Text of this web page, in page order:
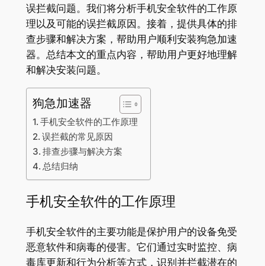
误拦截问题。我们将分析手机安全软件的工作原
理以及可能的误拦截原因。接着，提供具体的排
查步骤和解决方案，帮助用户顺利安装狗急加速
器。总结本文的重点内容，帮助用户更好地理解
和解决安装问题。
狗急加速器
手机安全软件的工作原理
误拦截的常见原因
排查步骤与解决方案
总结归纳
手机安全软件的工作原理
手机安全软件的主要功能是保护用户的设备免受
恶意软件和病毒的侵害。它们通过实时监控、病
毒库更新和行为分析等方式，识别并拦截潜在的